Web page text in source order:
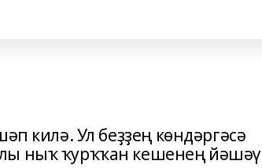
килә. Ул беҙҙең көндәргәсә
ныҡ ҡурҡҡан кешенең йәшәү